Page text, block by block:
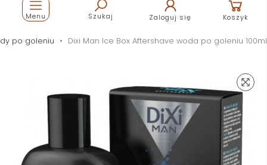
Szukaj Zaloguj się Koszyk
Menu
po goleniu Dixi Man Ice Box Aftershave woda po goleniu 100ml